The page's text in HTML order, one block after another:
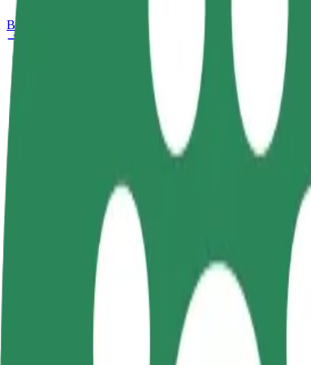
Bolt Plus
Gūsti ieņēmumus, kā
Piegādā ēdienu un saņem
Kā nokļūt no: Galeria Graffica uz: Rzeszów
Tev no: Galeria Graffica jānokļūst uz: Rzeszów Main